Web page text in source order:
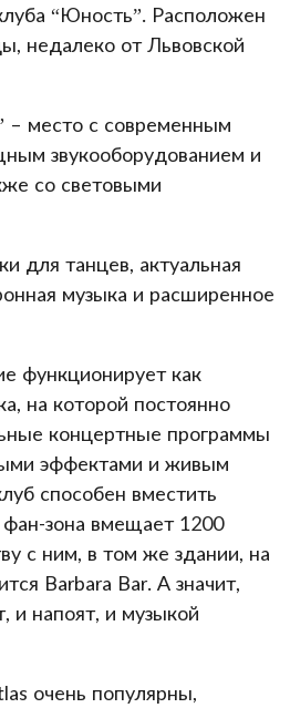
“Юность”. Расположен
недалеко от Львовской
– место с современным
звукооборудованием и
со световыми
для танцев, актуальная
музыка и расширенное
функционирует как
на которой постоянно
концертные программы
эффектами и живым
способен вместить
зона вмещает 1200
с ним, в том же здании, на
Barbara Bar. А значит,
и напоят, и музыкой
очень популярны,